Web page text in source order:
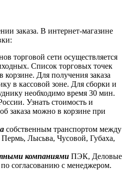
заказа. В интернет-магазине
торговой сети осуществляется
Список торговых точек
корзине. Для получения заказа
в кассовой зоне. Для сборки и
необходимо время 30 мин.
Узнать стоимость и
заказа можно в корзине при
собственным транспортом между
Лысьва, Чусовой, Губаха,
компаниями ПЭК, Деловые
согласованию с менеджером.